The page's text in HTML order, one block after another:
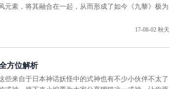
元素，将其融合在一起，从而形成了如今《九黎》极为
17-08-02 秋天
方位解析
些来自于日本神话妖怪中的式神也有不少小伙伴不太了